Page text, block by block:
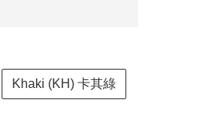
Khaki (KH) 卡其綠